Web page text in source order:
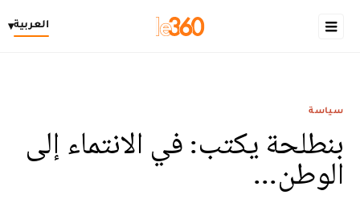
العربية▾
سياسة
بنطلحة يكتب: في الانتماء إلى
الوطن...